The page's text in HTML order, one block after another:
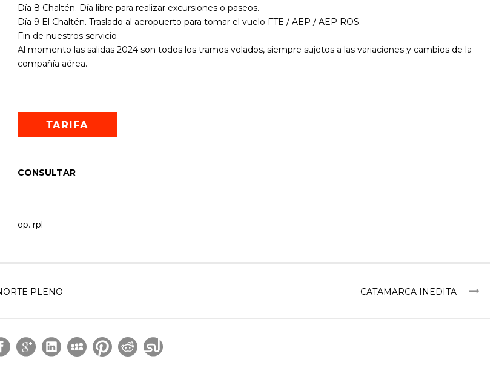
Día 8 Chaltén. Día libre para realizar excursiones o paseos.
Día 9 El Chaltén. Traslado al aeropuerto para tomar el vuelo FTE / AEP / AEP ROS.
Fin de nuestros servicio
Al momento las salidas 2024 son todos los tramos volados, siempre sujetos a las variaciones y cambios de la
compañía aérea.
CONSULTAR
op. rpl
PLENO CATAMARCA INEDITA